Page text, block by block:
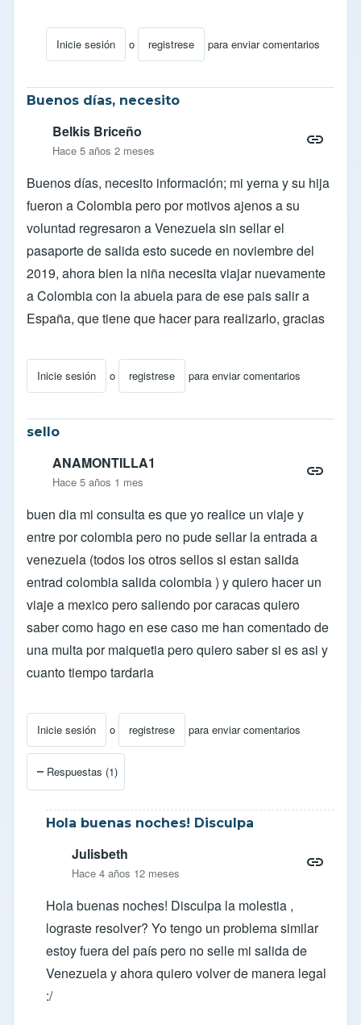
Inicie sesión o registrese para enviar comentarios
En respuesta a Migratoriopornaty
Buenos días, necesito
Belkis Briceño
Hace 5 años 2 meses
Buenos días, necesito información; mi yerna y su hija
fueron a Colombia pero por motivos ajenos a su
voluntad regresaron a Venezuela sin sellar el
pasaporte de salida esto sucede en noviembre del
2019, ahora bien la niña necesita viajar nuevamente
a Colombia con la abuela para de ese pais salir a
España, que tiene que hacer para realizarlo, gracias
Inicie sesión o registrese para enviar comentarios
sello
ANAMONTILLA1
Hace 5 años 1 mes
buen dia mi consulta es que yo realice un viaje y
entre por colombia pero no pude sellar la entrada a
venezuela (todos los otros sellos si estan salida
entrad colombia salida colombia ) y quiero hacer un
viaje a mexico pero saliendo por caracas quiero
saber como hago en ese caso me han comentado de
una multa por maiquetia pero quiero saber si es asi y
cuanto tiempo tardaria
Inicie sesión o registrese para enviar comentarios
Respuestas (1)
Hola buenas noches! Disculpa
Julisbeth
Hace 4 años 12 meses
Hola buenas noches! Disculpa la molestia ,
lograste resolver? Yo tengo un problema similar
estoy fuera del país pero no selle mi salida de
Venezuela y ahora quiero volver de manera legal
:/